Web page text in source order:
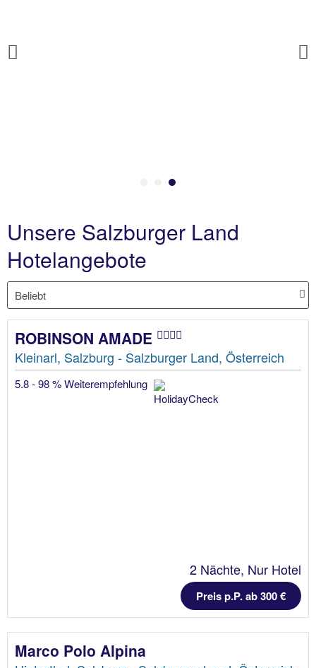
Previous
Unsere Salzburger Land
Hotelangebote
ROBINSON AMADE
Kleinarl, Salzburg - Salzburger Land, Österreich
5.8 - 98 % Weiterempfehlung
2 Nächte, Nur Hotel
Preis p.P. ab 300 €
Marco Polo Alpina